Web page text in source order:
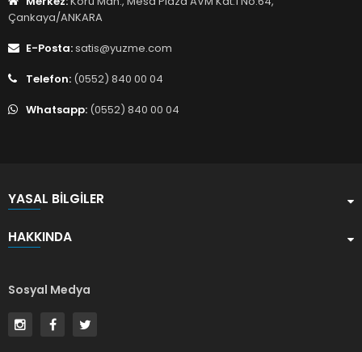
Çankaya/ANKARA
E-Posta:satis@yuzme.com
Telefon: (0552) 840 00 04
Whatsapp: (0552) 840 00 04
YASAL BILGILER
HAKKINDA
Sosyal Medya